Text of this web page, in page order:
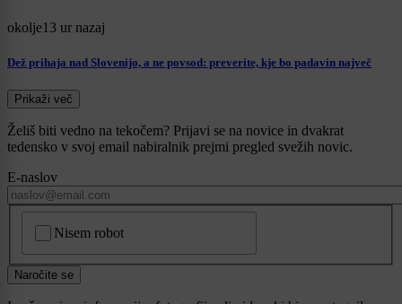
okolje13 ur nazaj
Dež prihaja nad Slovenijo, a ne povsod: preverite, kje bo padavin največ
Prikaži več
Želiš biti vedno na tekočem? Prijavi se na novice in dvakrat
tedensko v svoj email nabiralnik prejmi pregled svežih novic.
E-naslov
Nisem robot
Naročite se